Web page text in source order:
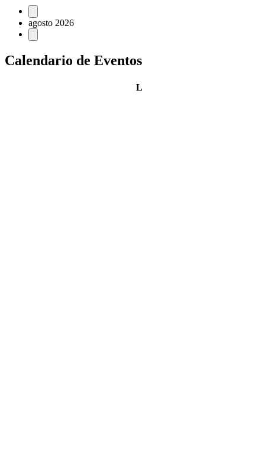
Eventos
agosto 2026
Calendario de Eventos
Llunes